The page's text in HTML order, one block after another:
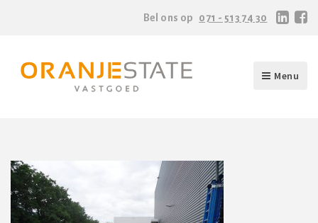
Bel ons op 071 - 513 74 30
Menu